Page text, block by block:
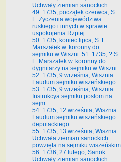
Uchwały ziemian sanockich
49. 1735, początek czerwca, S.
L. Życzenia województwa
ruskiego i innych w sprawie
uspokojenia Rzptej
50. 1735, koniec lipca, S. L.
Marszałek w. koronny do
sejmiku w Wiszni. 51. 1735, ? S.
L. Marszałek w. koronny do
dygnitarzy na sejmiku w Wiszni
52. 1735, 9 września, Wisznia.
Laudum sejmiku wiszeńskiego
53. 1735, 9 września, Wisznia.
Instrukcya sejmiku posłom na
sejm
54. 1735, 12 września, Wisznia.
Laudum sejmiku wiszeńskiego
deputackiego
55. 1735, 13 września, Wisznia.
Uchwała ziemian sanockich
powzięta na sejmiku wiszeńskim
56. 1736, 27 lutego, Sanok.
Uchwały ziemian sanockich